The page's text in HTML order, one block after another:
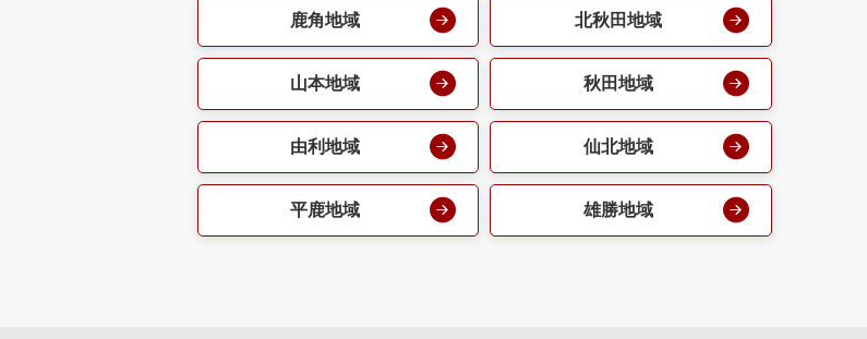
鹿角地域 北秋田地域
山本地域 秋田地域
由利地域 仙北地域
平鹿地域 雄勝地域